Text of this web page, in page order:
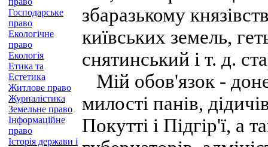
Господарське
право
Екологічне
право
Екологія
Етика та
Естетика
Житлове право
Журналістика
Земельне право
Інформаційне
право
Історія держави і
збаразькому
київських земель,
снятинський і т. д.
Мій обов'язок -
милості панів,
Покутті і Підгір'ї, а